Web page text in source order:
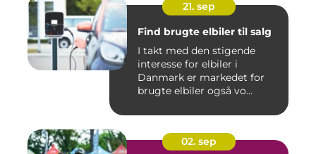
21. sep
Find brugte elbiler til salg
I takt med den stigende
interesse for elbiler i
Danmark er markedet for
brugte elbiler også vo...
02. sep